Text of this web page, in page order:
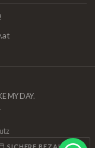
MY DAY.
SICHERE BEZAHLUNG